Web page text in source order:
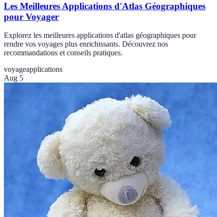
Les Meilleures Applications d'Atlas Géographiques
pour Voyager
Explorez les meilleures applications d'atlas géographiques pour
rendre vos voyages plus enrichissants. Découvrez nos
recommandations et conseils pratiques.
voyageapplications
Aug 5